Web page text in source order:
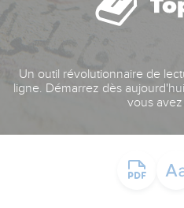
Un outil révolutionnaire de
ligne. Démarrez dès
vous avez